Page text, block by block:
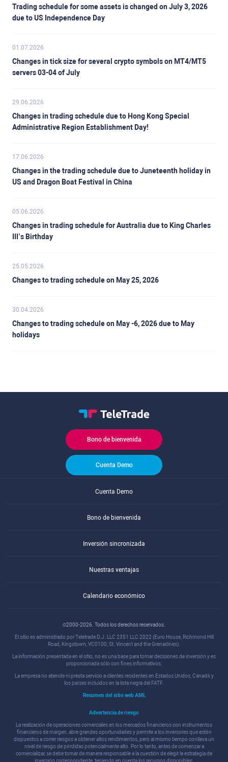
Trading schedule for some assets is changed on July 3, 2026
due to US Independence Day
01.07.2026
Changes in tick size for several crypto symbols on MT4/MT5
servers 03-04 of July
29.06.2026
Changes in trading schedule due to Hong Kong Special
Administrative Region Establishment Day!
17.06.2026
Changes in the trading schedule due to Juneteenth holiday in
US and Dragon Boat Festival in China
05.06.2026
Changes in trading schedule for Australia due to King Charles
III’s Birthday
25.05.2026
Changes to trading schedule on May 25, 2026
30.04.2026
Changes to trading schedule on May -6, 2026 due to May
holidays
Bono de bienvenida
Cuenta Demo
Cuenta Demo
Bono de bienvenida
Inversión sincronizada
Nuestras ventajas
Calendario económico
©2000-2026. Todos los derechos reservados.
El sitio es administrado por Teletrade D.J. LLC 2351 LLC 2022 (Euro House, Richmond Hill
Road, Kingstown, VC0100, St. Vincent and the Grenadines).
La información presentada en el sitio, no es una base para tomar decisiones de inversión y es
proporcionada sólo con fines informativos.
La empresa no atiende ni presta servicio a clientes residentes en Estados Unidos, Canadá y
los países incluidos en la lista negra del FATF.
Resumen del sitio web AML
Advertencia de riesgo
La realización de operaciones comerciales en los mercados financieros con instrumentos
financieros de margen, abre grandes oportunidades y permite a los inversores que estén
dispuestos a correr riesgos a obtener altos rendimientos, pero al mismo tiempo conlleva un
nivel de riesgo de pérdidas potencialmente alto. Por lo tanto, antes de comenzar a
comercializar, se debe tomar de manera responsable a la cuestión de elegir la estrategia de
inversión correspondiente, teniendo en cuenta los recursos disponibles.